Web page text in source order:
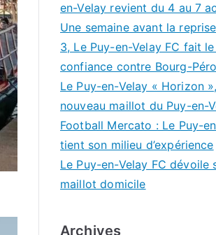
en-Velay revient du 4 au 7
Une semaine avant la
3, Le Puy-en-Velay FC fait
confiance contre Bourg-
Le Puy-en-Velay « Horizon
nouveau maillot du Puy-en-
Football Mercato : Le Puy-
tient son milieu d’expérience
Le Puy-en-Velay FC dévoile
maillot domicile
Archives